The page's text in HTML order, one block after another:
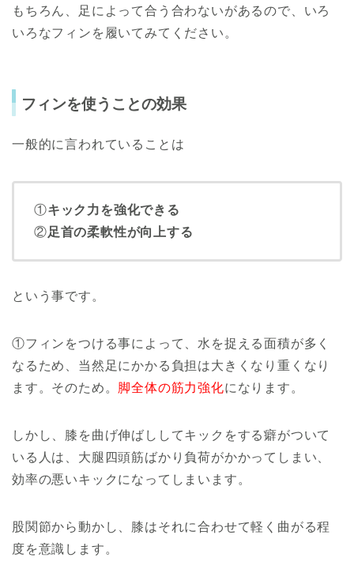
もちろん、足によって合う合わないがあるので、いろ
いろなフィンを履いてみてください。
フィンを使うことの効果
一般的に言われていることは
①キック力を強化できる
②足首の柔軟性が向上する
という事です。
①フィンをつける事によって、水を捉える面積が多く
なるため、当然足にかかる負担は大きくなり重くなり
ます。そのため。 脚全体の筋力強化になります。
しかし、膝を曲げ伸ばししてキックをする癖がついて
いる人は、大腿四頭筋ばかり負荷がかかってしまい、
効率の悪いキックになってしまいます。
股関節から動かし、膝はそれに合わせて軽く曲がる程
度を意識します。